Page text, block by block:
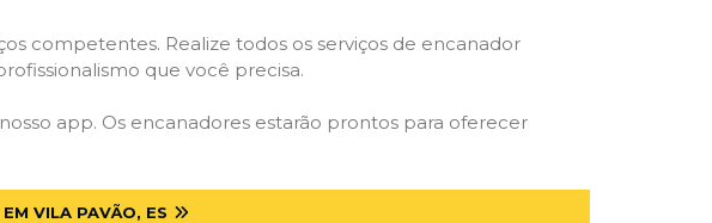
competentes. Realize todos os serviços de encanador
que você precisa.
app. Os encanadores estarão prontos para oferecer
VILA PAVÃO, ES